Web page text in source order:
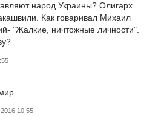
народ Украины? Олигарх
Как говаривал Михаил
"Жалкие, ничтожные личности".
10:55